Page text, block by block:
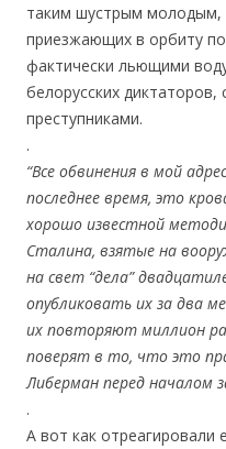
таким шустрым молодым,
приезжающих в орбиту
фактически льющими
белорусских
преступниками.
.
“Все обвинения в мой
последнее время, это
хорошо известной
Сталина, взятые на
на свет “дела”
опубликовать их за два
их повторяют миллион
поверят в то, что это
Либерман перед началом
.
А вот как отреагировали